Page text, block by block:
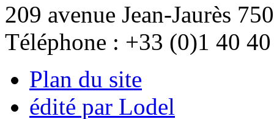
209 avenue Jean-Jaurès
Téléphone : +33 (0)1 40
Plan du site
édité par Lodel